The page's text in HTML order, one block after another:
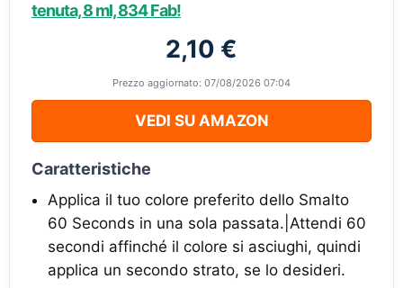
tenuta, 8 ml, 834 Fab!
2,10 €
Prezzo aggiornato: 07/08/2026 07:04
VEDI SU AMAZON
Caratteristiche
Applica il tuo colore preferito dello Smalto
60 Seconds in una sola passata.|Attendi 60
secondi affinché il colore si asciughi, quindi
applica un secondo strato, se lo desideri.